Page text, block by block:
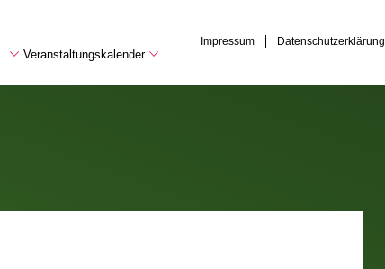
Veranstaltungskalender
Impressum Datenschutzerklärung